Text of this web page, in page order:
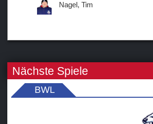
Nagel, Tim
Nächste Spiele
BWL